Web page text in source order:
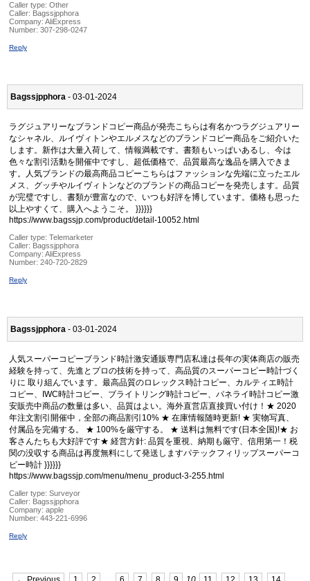
Caller type: Other
Caller: Bagssjpphora
Company: AliExpress
Number: 307-298-0247
Reply
Bagssjpphora - 03-01-2024
ラグジュアリーなブランドコピー商品が発売こちらは有名かつラグジュアリー
なシャネル、ルイヴィトンやエルメスなどのブランドコピー商品をご紹介いた
します。新作は大量入荷して、情報満載です。書類もいっぱいあるし、今は
色々な割引活動を開催中ですし、超低価格で、品質最高な逸品を購入できま
す。人気ブランドの最高商品コピーこちらはファッションな先端に立ったエル
メス、グッチやルイヴィトンなどのブランドの商品コピーを発売します。品質
が完璧ですし、書類が豊富なので、いつも好評を博しています。価格も思った
以上やすくて、購入へようこそ。 }}}}}}
https://www.bagssjp.com/product/detail-10052.html
Caller type: Telemarketer
Caller: Bagssjpphora
Company: AliExpress
Number: 240-720-2829
Reply
Bagssjpphora - 03-01-2024
人気スーパーコピーブランド時計激安通販専門店私達は長年の実体商店の販売
経験を持って、先進とプロの技術を持って、高品質のスーパーコピー時計づく
りに 取り組んでいます。最高品質のロレックス時計コピー、カルティエ時計
コピー、IWC時計コピー、ブライトリング時計コピー、パネライ時計コピー激
安販売中商品の数量は多い、品質はよい。海外直営店直接買い付け！★ 2020
年注文割引開催中，全部の商品割引10% ★ 在庫情報随時更新! ★ 実物写真、
付属品を完備する。 ★ 100%を厳守する。 ★ 送料は無料です(日本全国)!★ お
客さんたちも大好評です★ 経営方針: 品質を重視、納期も厳守、信用第一！税
関の没収する商品は再度無料にして発送しますパテックフィリップスーパーコ
ピー時計 }}}}}}
https://www.bagssjp.com/menu/menu_product-3-255.html
Caller type: Surveyor
Caller: Bagssjpphora
Company: apple
Number: 443-221-6996
Reply